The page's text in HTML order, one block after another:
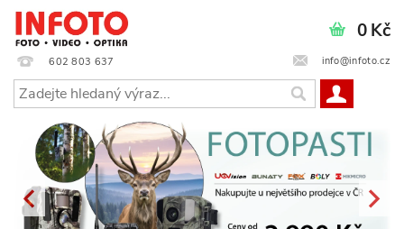
602 803 637 info@infoto.cz
0 Kč